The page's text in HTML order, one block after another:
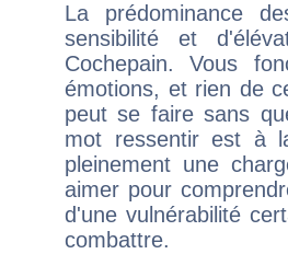
La prédominance
sensibilité et
Cochepain. Vous
émotions, et rien de
peut se faire sans
mot ressentir est à
pleinement une
aimer pour
d'une vulnérabilité
combattre.